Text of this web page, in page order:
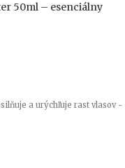
50ml – esenciálny
a urýchľuje rast vlasov -